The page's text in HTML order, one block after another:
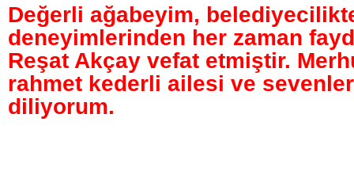
Değerli ağabeyim,
deneyimlerinden her zaman
Reşat Akçay vefat etmiştir.
rahmet kederli ailesi ve
diliyorum.